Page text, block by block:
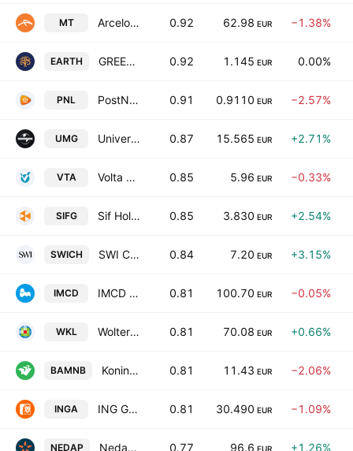
MT ArcelorMittal SA 0.92 62.98 EUR −1.38%
EARTH GREEN EARTH GROUP N.V. 0.92 1.145 EUR 0.00%
PNL PostNL NV 0.91 0.9110 EUR −2.57%
UMG Universal Music Group N.V. 0.87 15.565 EUR +2.71%
VTA Volta Finance Limited 0.85 5.96 EUR −0.33%
SIFG Sif Holding N.V. 0.85 3.830 EUR +2.54%
SWICH SWI Capital Holding Ltd. 0.84 7.20 EUR +3.15%
IMCD IMCD N.V. 0.81 100.70 EUR −0.05%
WKL Wolters Kluwer N.V. 0.81 70.08 EUR +0.66%
BAMNB Koninklijke BAM Groep NV 0.81 11.43 EUR −2.06%
INGA ING Groep N.V. 0.81 30.490 EUR −1.09%
NEDAP Nedap N.V 0.77 96.6 EUR +1.26%